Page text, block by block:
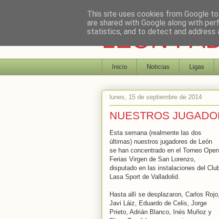
LEON
Inicio Noticias Ligas
lunes, 15 de septiembre de 2014
NUESTROS
Esta semana (realmente las dos
últimas) nuestros jugadores de León
se han concentrado en el Torneo Open
Ferias Virgen de San Lorenzo,
disputado en las instalaciones del
Lasa Sport de Valladolid.
Hasta allí se desplazaron, Carlos Rojo,
Javi Láiz, Eduardo de Celis, Jorge
Prieto, Adrián Blanco, Inés Muñoz y
This site uses cookies from Google
are shared with Google along with
statistics, and to detect and address